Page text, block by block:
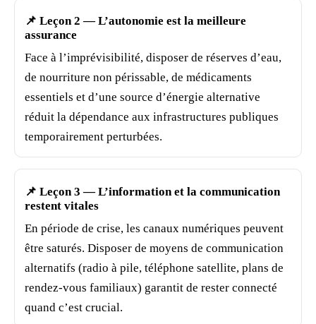
📌 Leçon 2 — L’autonomie est la meilleure
assurance
Face à l’imprévisibilité, disposer de réserves d’eau,
de nourriture non périssable, de médicaments
essentiels et d’une source d’énergie alternative
réduit la dépendance aux infrastructures publiques
temporairement perturbées.
📌 Leçon 3 — L’information et la communication
restent vitales
En période de crise, les canaux numériques peuvent
être saturés. Disposer de moyens de communication
alternatifs (radio à pile, téléphone satellite, plans de
rendez-vous familiaux) garantit de rester connecté
quand c’est crucial.